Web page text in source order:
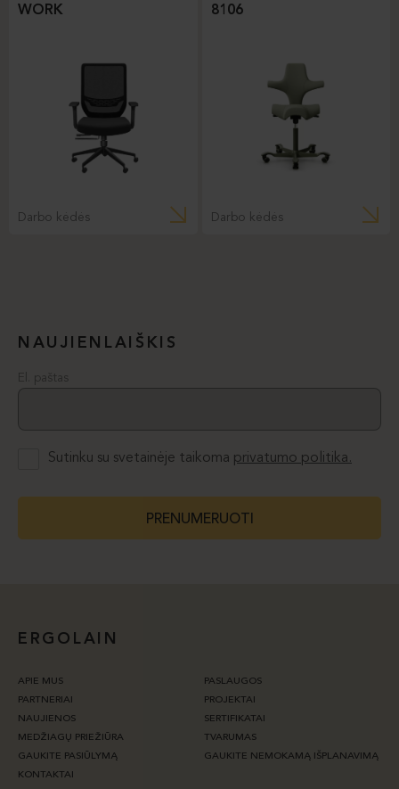
WORK
Darbo kėdės
8106
Darbo kėdės
NAUJIENLAIŠKIS
El. paštas
Sutinku su svetainėje taikoma privatumo politika.
PRENUMERUOTI
ERGOLAIN
APIE MUS
PASLAUGOS
PARTNERIAI
PROJEKTAI
NAUJIENOS
SERTIFIKATAI
MEDŽIAGŲ PRIEŽIŪRA
TVARUMAS
GAUKITE PASIŪLYMĄ
GAUKITE NEMOKAMĄ IŠPLANAVIMĄ
KONTAKTAI